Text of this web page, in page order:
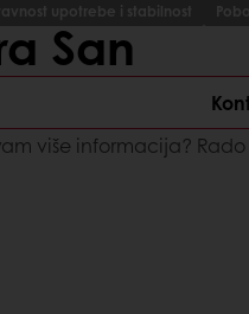
upotrebe i stabilnost
San
više informacija?